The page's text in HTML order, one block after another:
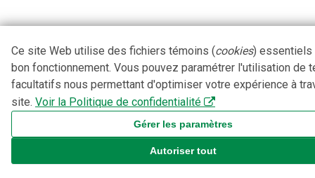
Ce site Web utilise des fichiers témoins (cookies) essentiels
bon fonctionnement. Vous pouvez paramétrer l'utilisation de
facultatifs nous permettant d'optimiser votre expérience à
site. Voir la Politique de confidentialité
Gérer les paramètres
Autoriser tout